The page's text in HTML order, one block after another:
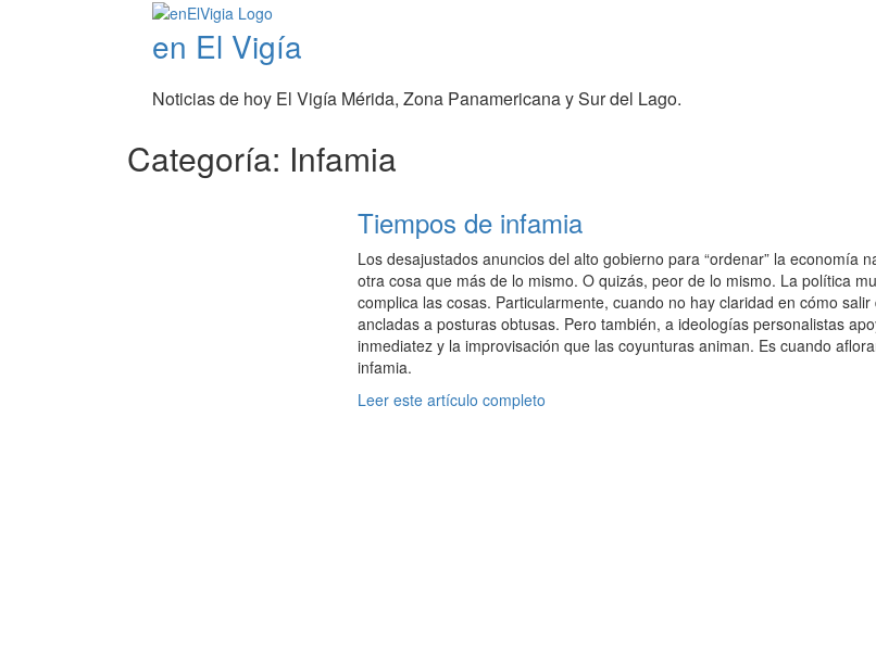
en El Vigía
Noticias de hoy El Vigía Mérida, Zona Panamericana y Sur del Lago.
Categoría: Infamia
Tiempos de infamia
Los desajustados anuncios del alto gobierno para “ordenar” la economía
otra cosa que más de lo mismo. O quizás, peor de lo mismo. La política
complica las cosas. Particularmente, cuando no hay claridad en cómo
ancladas a posturas obtusas. Pero también, a ideologías personalistas
inmediatez y la improvisación que las coyunturas animan. Es cuando
infamia.
Leer este artículo completo